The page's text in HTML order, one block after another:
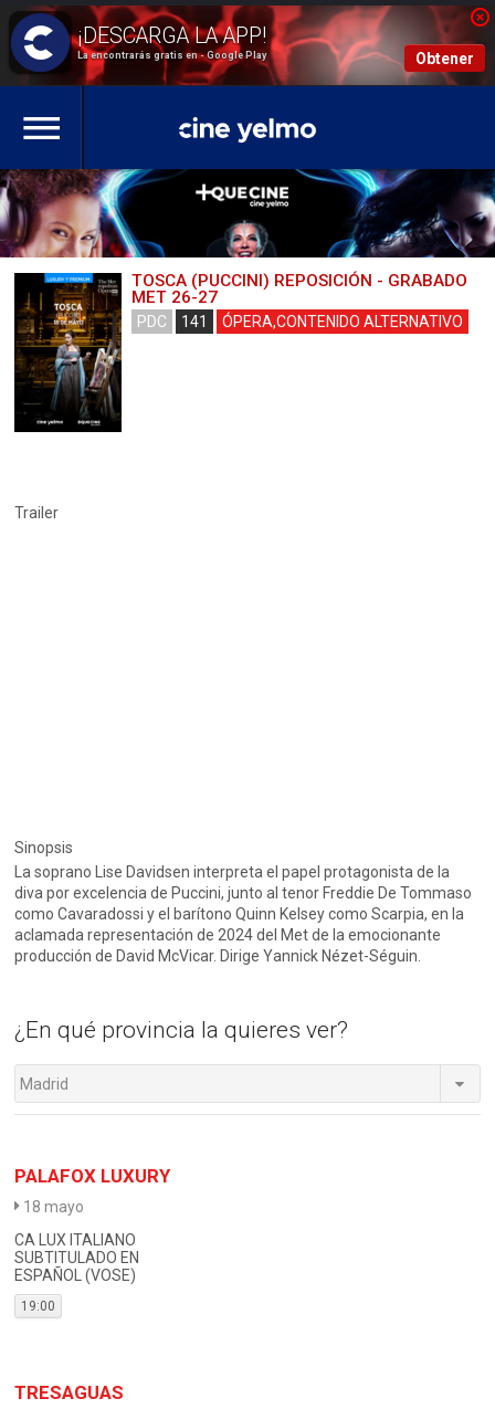
La encontrarás gratis en - Google Play Obtener
TOSCA (PUCCINI) REPOSICIÓN - GRABADO
MET 26-27
PDC 141 ÓPERA,CONTENIDO ALTERNATIVO
Trailer
Sinopsis
La soprano Lise Davidsen interpreta el papel protagonista de la
diva por excelencia de Puccini, junto al tenor Freddie De Tommaso
como Cavaradossi y el barítono Quinn Kelsey como Scarpia, en la
aclamada representación de 2024 del Met de la emocionante
producción de David McVicar. Dirige Yannick Nézet-Séguin.
¿En qué provincia la quieres ver?
Madrid
PALAFOX LUXURY
18 mayo
CA LUX ITALIANO
SUBTITULADO EN
ESPAÑOL (VOSE)
19:00
TRESAGUAS